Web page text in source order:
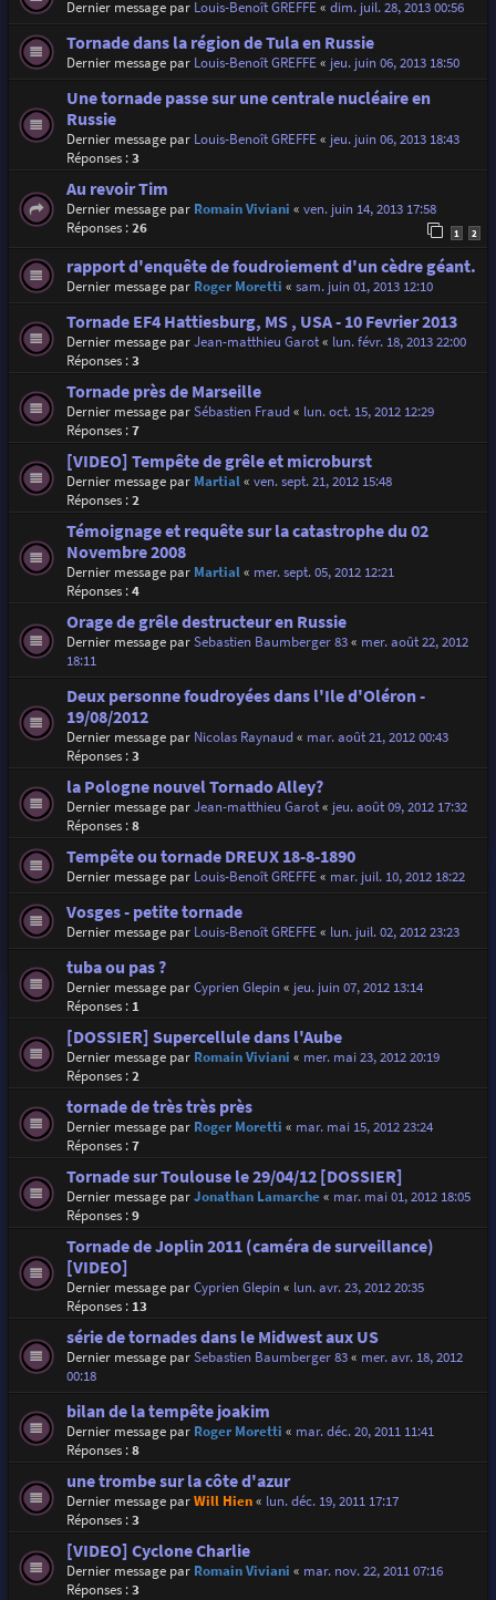
Dernier message par Louis-Benoît GREFFE« dim. juil. 28, 2013 00:56
Tornade dans la région de Tula en Russie
Dernier message par Louis-Benoît GREFFE« jeu. juin 06, 2013 18:50
Une tornade passe sur une centrale nucléaire en
Russie
Dernier message par Louis-Benoît GREFFE« jeu. juin 06, 2013 18:43
Réponses :3
Au revoir Tim
Dernier message par Romain Viviani « ven. juin 14, 2013 17:58
Réponses :26 1 2
rapport d'enquête de foudroiement d'un cèdre géant.
Dernier message par Roger Moretti « sam. juin 01, 2013 12:10
Tornade EF4 Hattiesburg, MS , USA - 10 Fevrier 2013
Dernier message parJean-matthieu Garot« lun. févr. 18, 2013 22:00
Réponses :3
Tornade près de Marseille
Dernier message parSébastien Fraud« lun. oct. 15, 2012 12:29
Réponses :7
[VIDEO] Tempête de grêle et microburst
Dernier message par Martial« ven. sept. 21, 2012 15:48
Réponses :2
Témoignage et requête sur la catastrophe du 02
Novembre 2008
Dernier message par Martial« mer. sept. 05, 2012 12:21
Réponses :4
Orage de grêle destructeur en Russie
Dernier message parSebastien Baumberger 83« mer. août 22, 2012
18:11
Deux personne foudroyées dans l'Ile d'Oléron -
19/08/2012
Dernier message par Nicolas Raynaud« mar. août 21, 2012 00:43
Réponses :3
la Pologne nouvel Tornado Alley?
Dernier message parJean-matthieu Garot« jeu. août 09, 2012 17:32
Réponses :8
Tempête ou tornade DREUX 18-8-1890
Dernier message par Louis-Benoît GREFFE« mar. juil. 10, 2012 18:22
Vosges - petite tornade
Dernier message par Louis-Benoît GREFFE« lun. juil. 02, 2012 23:23
tuba ou pas ?
Dernier message parCyprien Glepin« jeu. juin 07, 2012 13:14
Réponses : 1
[DOSSIER] Supercellule dans l'Aube
Dernier message par Romain Viviani « mer. mai 23, 2012 20:19
Réponses :2
tornade de très très près
Dernier message par Roger Moretti « mar. mai 15, 2012 23:24
Réponses :7
Tornade sur Toulouse le 29/04/12 [DOSSIER]
Dernier message parJonathan Lamarche« mar. mai 01, 2012 18:05
Réponses :9
Tornade de Joplin 2011 (caméra de surveillance)
[VIDEO]
Dernier message parCyprien Glepin« lun. avr. 23, 2012 20:35
Réponses : 13
série de tornades dans le Midwest aux US
Dernier message parSebastien Baumberger 83« mer. avr. 18, 2012
00:18
bilan de la tempête joakim
Dernier message par Roger Moretti « mar. déc. 20, 2011 11:41
Réponses :8
une trombe sur la côte d'azur
Dernier message parWill Hien« lun. déc. 19, 2011 17:17
Réponses :3
[VIDEO] Cyclone Charlie
Dernier message par Romain Viviani « mar. nov. 22, 2011 07:16
Réponses :3